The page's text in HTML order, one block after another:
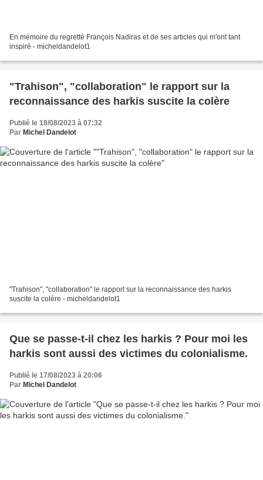
En mémoire du regretté François Nadiras et de ses articles qui m'ont tant
inspiré - micheldandelot1
"Trahison", "collaboration" le rapport sur la
reconnaissance des harkis suscite la colère
Publié le 18/08/2023 à 07:32
Par Michel Dandelot
"Trahison", "collaboration" le rapport sur la reconnaissance des harkis
suscite la colère - micheldandelot1
Que se passe-t-il chez les harkis ? Pour moi les
harkis sont aussi des victimes du colonialisme.
Publié le 17/08/2023 à 20:06
Par Michel Dandelot